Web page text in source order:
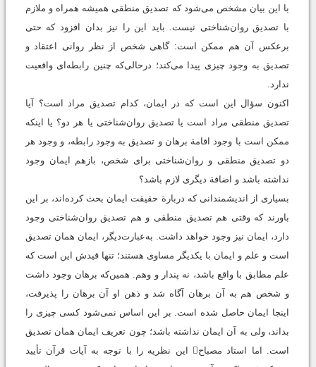
با این بیان مشخص می‌شود که تصدیق منطقی همیشه همراه و ملازم
با تصدیق روان‌شناختی نیست. باید این را نیز بدان افزود که حتی
برعکس آن هم ممکن است: گاهی شخص از نظر روانی اعتقاد و
تصدیق به وجود چیزی پیدا می‌کند؛ درحالی‌که چنین رابطه‌ای واقعیت
ندارد.
اكنون سؤال اين است که در ايمان، كدام تصديق مراد است؟ آيا
تصديق منطقى مراد است يا تصديق روان‌شناختى يا هر دو؟ يا اينكه
ممكن است با وجود اقامة برهان و تصديق به وجود رابطه، و وجود هر
دو تصديق منطقى و روان‌شناختى براى شخص، بازهم ايمان وجود
نداشته باشد و اضافة دیگرى لازم باشد؟
بسيارى از اندیشمندانی كه دربارة حقيقت ايمان بحث كرده‌اند، بر این
باورند که وقتى هم تصديق منطقى و هم تصديق روان‌شناختى وجود
دارد، ايمان نيز وجود خواهد داشت. به‌عبارت‌ديگر، ايمان همان تصديق
است و علم و ايمان با يكديگر مساوى هستند؛ تنها قيدش اين است كه
علم مطابق با واقع باشد، نه پندار و وهم. همين‌كه برهان وجود داشت
و شخص هم به آن برهان آگاه شد و ذهن او آن برهان را پذيرفت،
اينجا ايمان حاصل شده است. بر اين اساس نمى‌شود كسى چيزى را
بداند، ولى به آن ايمان نداشته باشد؛ چون تعريف ايمان همان تصديق
است. اما استاد مصباح این نظريه را با توجه به آيات قرآن تأييد